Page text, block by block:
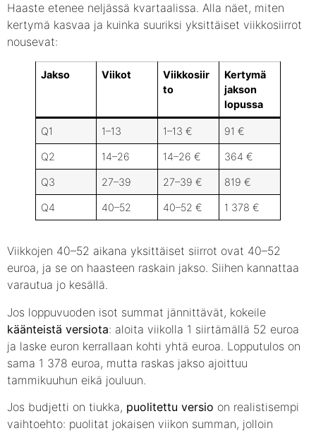
Haaste etenee neljässä kvartaalissa. Alla näet, miten
kertymä kasvaa ja kuinka suuriksi yksittäiset viikkosiirrot
nousevat:
Jakso Viikot
Viikkosiir
to
Kertymä
jakson
lopussa
Q1 1–13 1–13 € 91 €
Q2 14–26 14–26 € 364 €
Q3 27–39 27–39 € 819 €
Q4 40–52 40–52 € 1 378 €
Viikkojen 40–52 aikana yksittäiset siirrot ovat 40–52
euroa, ja se on haasteen raskain jakso. Siihen kannattaa
varautua jo kesällä.
Jos loppuvuoden isot summat jännittävät, kokeile
käänteistä versiota: aloita viikolla 1 siirtämällä 52 euroa
ja laske euron kerrallaan kohti yhtä euroa. Lopputulos on
sama 1 378 euroa, mutta raskas jakso ajoittuu
tammikuuhun eikä jouluun.
Jos budjetti on tiukka, puolitettu versio on realistisempi
vaihtoehto: puolitat jokaisen viikon summan, jolloin